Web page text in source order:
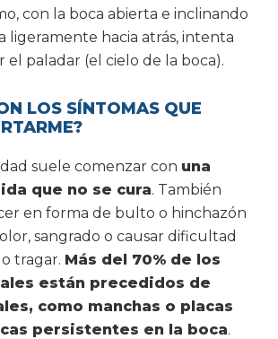
con la boca abierta e inclinando
ligeramente hacia atrás, intenta
el paladar (el cielo de la boca).
LOS SÍNTOMAS QUE
suele comenzar con una
que no se cura. También
en forma de bulto o hinchazón
sangrado o causar dificultad
tragar. Más del 70% de los
están precedidos de
como manchas o placas
persistentes en la boca.